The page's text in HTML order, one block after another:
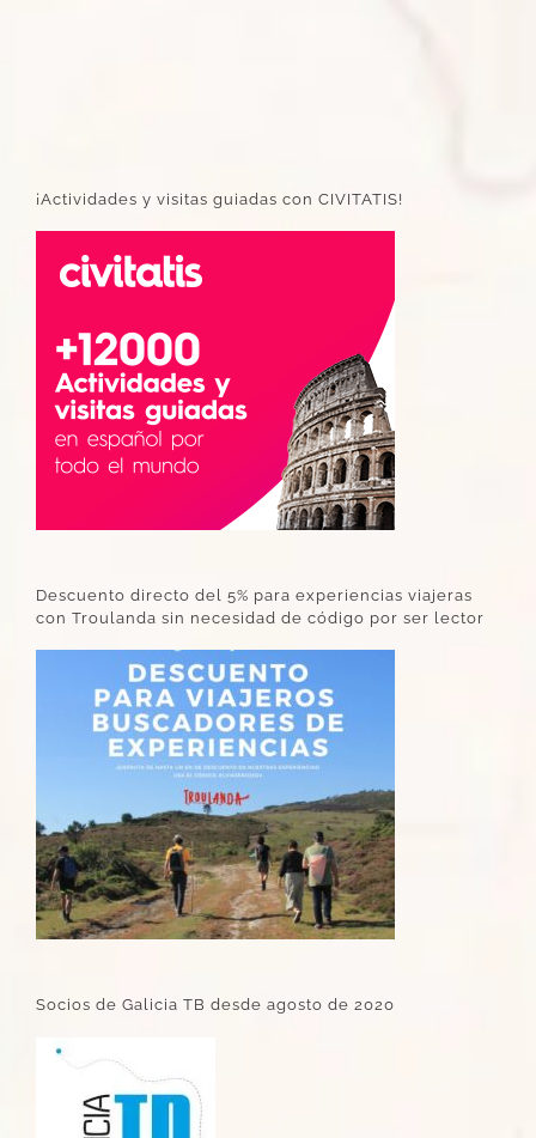
¡Actividades y visitas guiadas con CIVITATIS!
Descuento directo del 5% para experiencias viajeras
con Troulanda sin necesidad de código por ser lector
Socios de Galicia TB desde agosto de 2020